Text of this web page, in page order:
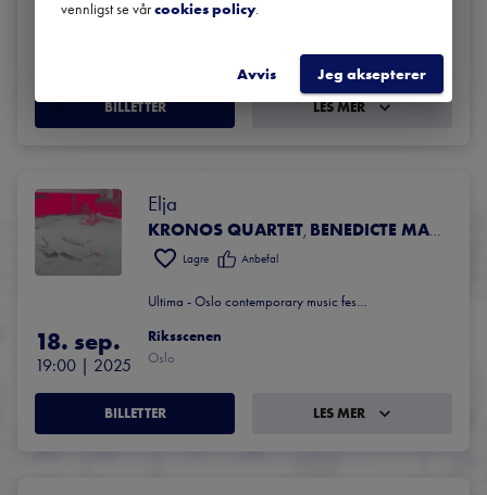
BILLETTER LES MER
Elja
KRONOS QUARTET, BENEDICTE MAURSETH
Lagre Anbefal
Ultima - Oslo contemporary music festival
18. sep.
19:00 | 2025
Riksscenen
Oslo
BILLETTER LES MER
vennligst se vårcookies policy.
Avvis Jeg aksepterer